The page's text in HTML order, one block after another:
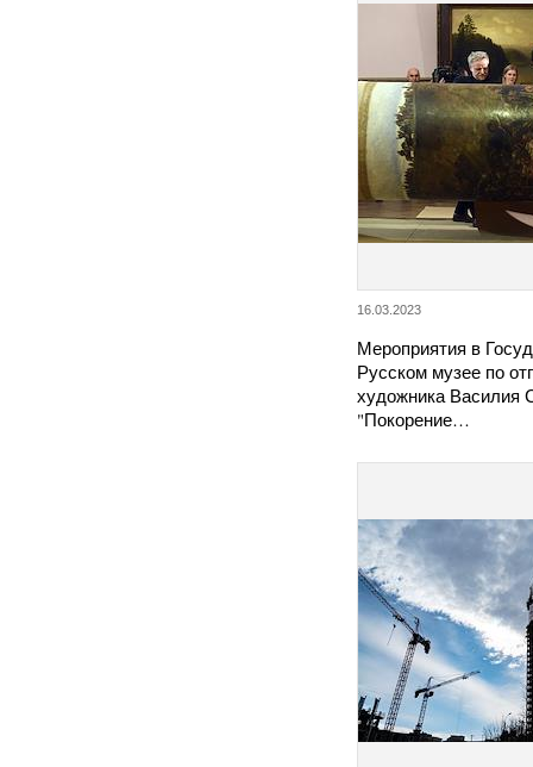
16.03.2023
Мероприятия в
Русском музее по
художника Василия
"Покорение…